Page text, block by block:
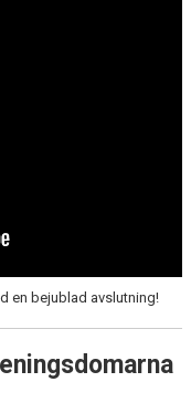
en bejublad avslutning!